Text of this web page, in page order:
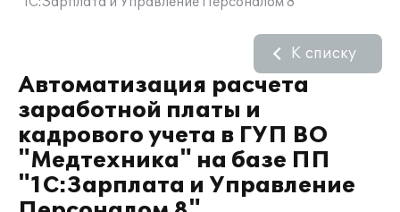
Автоматизация расчета
заработной платы и
кадрового учета в ГУП ВО
"Медтехника" на базе ПП
"1С:Зарплата и Управление
К списку